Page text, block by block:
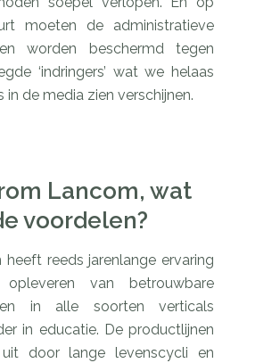
moeten de administratieve
worden beschermd tegen
‘indringers’ wat we helaas
in de media zien verschijnen.
Lancom, wat
voordelen?
heeft reeds jarenlange ervaring
van betrouwbare
in alle soorten verticals
in educatie. De productlijnen
uit door lange levenscycli en